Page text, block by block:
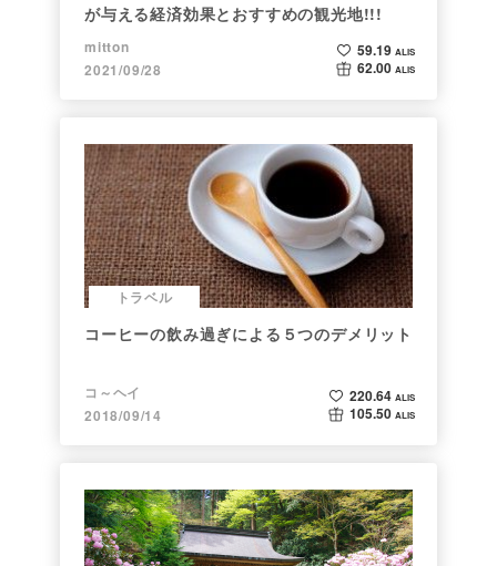
が与える経済効果とおすすめの観光地!!!
mitton
2021/09/28
59.19 ALIS
62.00 ALIS
トラベル
コーヒーの飲み過ぎによる５つのデメリット
コ～ヘイ
2018/09/14
220.64 ALIS
105.50 ALIS